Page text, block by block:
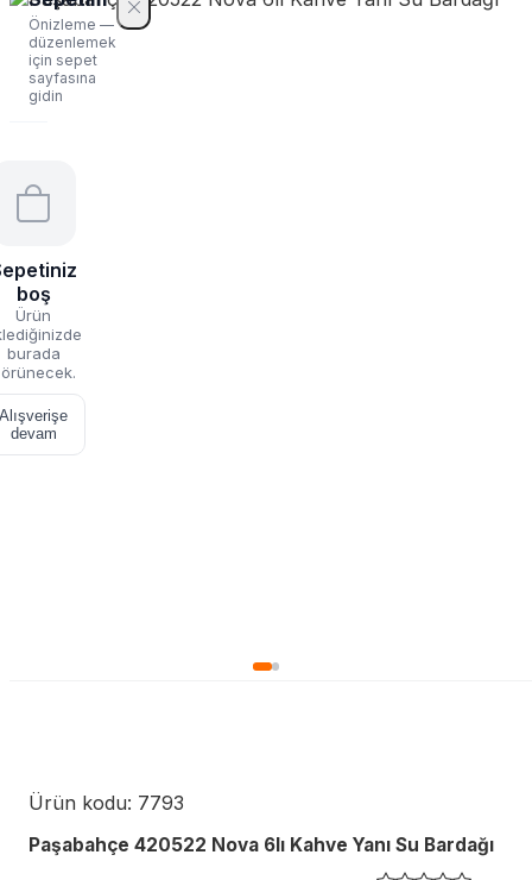
Önizleme —
düzenlemek
için sepet
sayfasına
gidin
boş
Ürün
burada
Alışverişe
devam
Ürün kodu: 7793
Paşabahçe 420522 Nova 6lı Kahve Yanı Su Bardağı